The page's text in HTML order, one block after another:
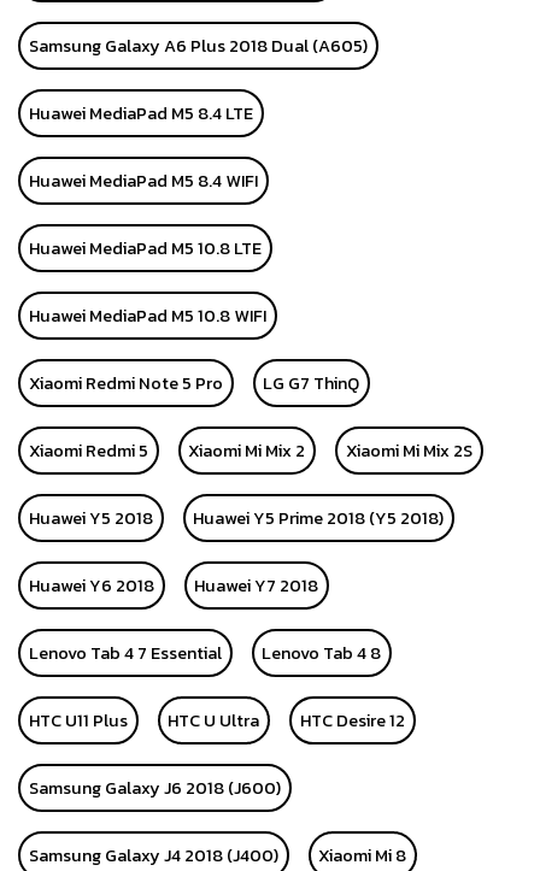
Samsung Galaxy A6 Plus 2018 Dual (A605)
Huawei MediaPad M5 8.4 LTE
Huawei MediaPad M5 8.4 WIFI
Huawei MediaPad M5 10.8 LTE
Huawei MediaPad M5 10.8 WIFI
Xiaomi Redmi Note 5 Pro LG G7 ThinQ
Xiaomi Redmi 5 Xiaomi Mi Mix 2 Xiaomi Mi Mix 2S
Huawei Y5 2018 Huawei Y5 Prime 2018 (Y5 2018)
Huawei Y6 2018 Huawei Y7 2018
Lenovo Tab 4 7 Essential Lenovo Tab 4 8
HTC U11 Plus HTC U Ultra HTC Desire 12
Samsung Galaxy J6 2018 (J600)
Samsung Galaxy J4 2018 (J400) Xiaomi Mi 8